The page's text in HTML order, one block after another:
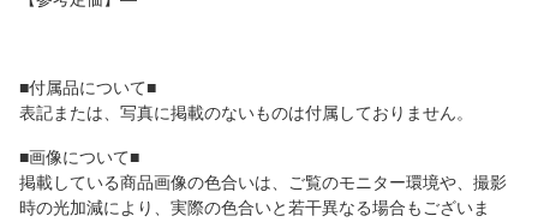
■付属品について■
表記または、写真に掲載のないものは付属しておりません。
■画像について■
掲載している商品画像の色合いは、ご覧のモニター環境や、撮影
時の光加減により、実際の色合いと若干異なる場合もございま